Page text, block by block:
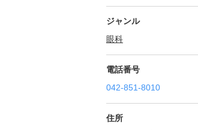
ジャンル
眼科
電話番号
042-851-8010
住所